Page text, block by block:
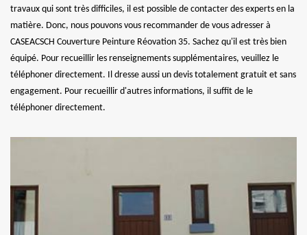
travaux qui sont très difficiles, il est possible de contacter des experts en la
matière. Donc, nous pouvons vous recommander de vous adresser à
CASEACSCH Couverture Peinture Réovation 35. Sachez qu'il est très bien
équipé. Pour recueillir les renseignements supplémentaires, veuillez le
téléphoner directement. Il dresse aussi un devis totalement gratuit et sans
engagement. Pour recueillir d'autres informations, il suffit de le
téléphoner directement.